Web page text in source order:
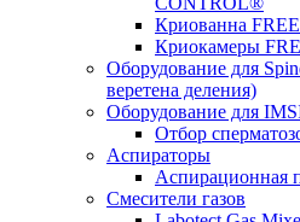
Криованна
Криокамеры
Оборудование для
веретена деления)
Оборудование для
Отбор
Аспираторы
Аспирационная
Смесители газов